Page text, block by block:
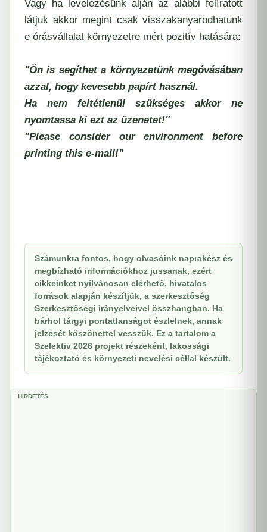
Vagy ha levelezésünk alján az alábbi felíratott
látjuk akkor megint csak visszakanyarodhatunk
e órásvállalat környezetre mért pozitív hatására:
"Ön is segíthet a környezetünk megóvásában
azzal, hogy kevesebb papírt használ.
Ha nem feltétlenül szükséges akkor ne
nyomtassa ki ezt az üzenetet!"
"Please consider our environment before
printing this e-mail!"
Számunkra fontos, hogy olvasóink naprakész és
megbízható információkhoz jussanak, ezért
cikkeinket nyilvánosan elérhető, hivatalos
források alapján készítjük, a szerkesztőség
Szerkesztőségi irányelveivel összhangban. Ha
bárhol tárgyi pontatlanságot észlelnek, annak
jelzését köszönettel vesszük. Ez a tartalom a
Szelektiv 2026 projekt részeként, lakossági
tájékoztató és környezeti nevelési céllal készült.
HIRDETÉS